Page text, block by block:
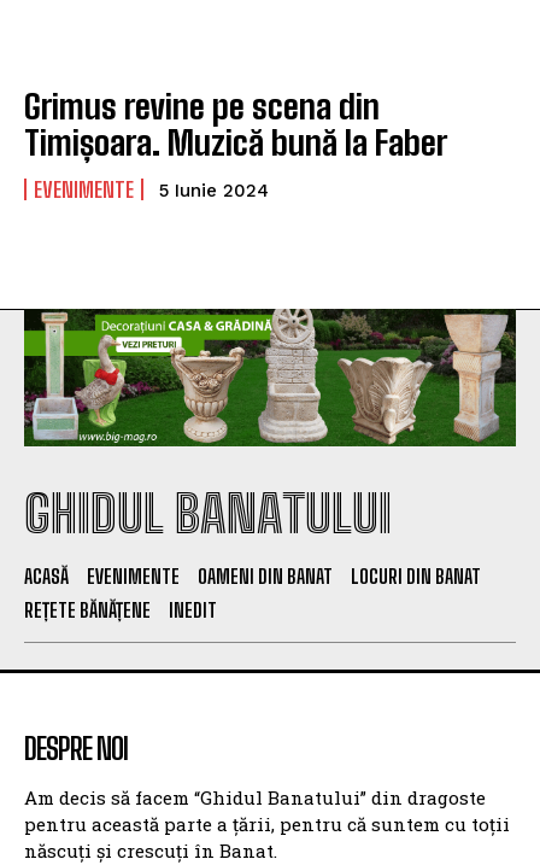
Grimus revine pe scena din
Timișoara. Muzică bună la Faber
EVENIMENTE 5 Iunie 2024
GHIDUL BANATULUI
ACASĂ EVENIMENTE OAMENI DIN BANAT
LOCURI DIN BANAT
REȚETE BĂNĂȚENE
INEDIT
DESPRE NOI
Am decis să facem “Ghidul Banatului” din dragoste
pentru această parte a țării, pentru că suntem cu toții
născuți și crescuți în Banat.